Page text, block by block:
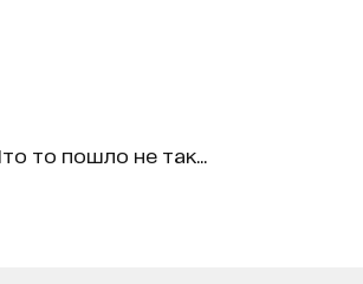
то пошло не так...